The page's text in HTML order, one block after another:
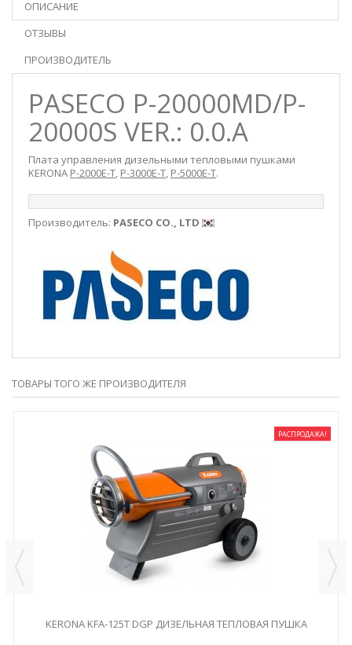
ОПИСАНИЕ
ОТЗЫВЫ
ПРОИЗВОДИТЕЛЬ
PASECO P-20000MD/P-
20000S VER.: 0.0.A
Плата управления дизельными тепловыми пушками
KERONA P-2000E-T, P-3000E-T, P-5000E-T.
Производитель: PASECO CO., LTD
ТОВАРЫ ТОГО ЖЕ ПРОИЗВОДИТЕЛЯ
РАСПРОДАЖА!
KERONA KFA-125T DGP ДИЗЕЛЬНАЯ ТЕПЛОВАЯ ПУШКА